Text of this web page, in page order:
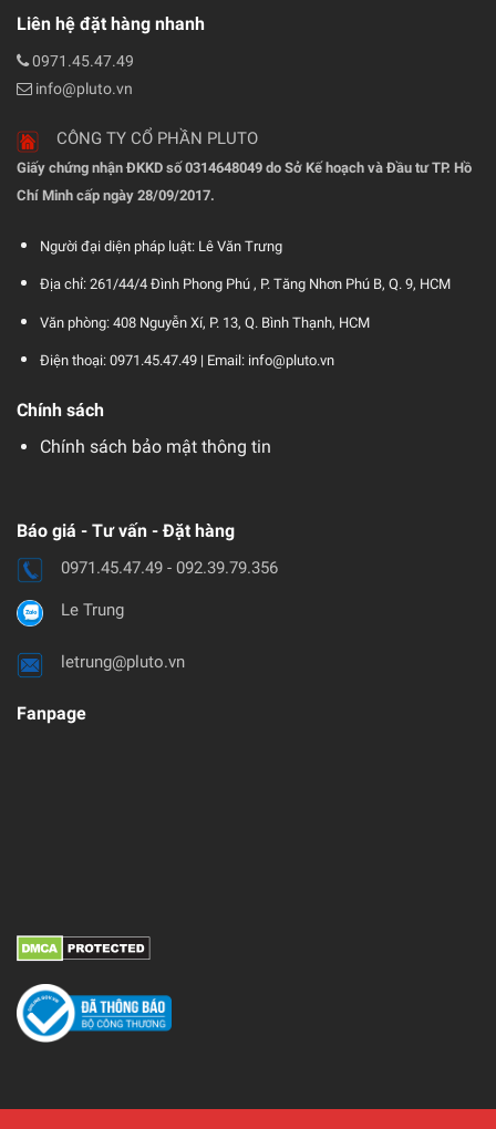
Liên hệ đặt hàng nhanh
0971.45.47.49
info@pluto.vn
CÔNG TY CỔ PHẦN PLUTO
Giấy chứng nhận ĐKKD số 0314648049 do Sở Kế hoạch và Đầu tư TP. Hồ
Chí Minh cấp ngày 28/09/2017.
Người đại diện pháp luật: Lê Văn Trưng
Địa chỉ: 261/44/4 Đình Phong Phú , P. Tăng Nhơn Phú B, Q. 9, HCM
Văn phòng: 408 Nguyễn Xí, P. 13, Q. Bình Thạnh, HCM
Điện thoại: 0971.45.47.49 | Email: info@pluto.vn
Chính sách
Chính sách bảo mật thông tin
Báo giá - Tư vấn - Đặt hàng
0971.45.47.49 - 092.39.79.356
Le Trung
letrung@pluto.vn
Fanpage